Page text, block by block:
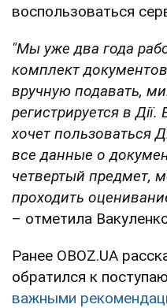
воспользоваться
"Мы уже два года
комплект
вручную подавать,
регистрируется в
хочет пользоваться
все данные о
четвертый предмет,
проходить
– отметила
Ранее OBOZ.UA
обратился к
важными